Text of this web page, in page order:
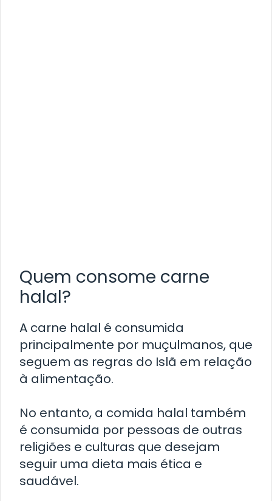
Quem consome carne
halal?
A carne halal é consumida
principalmente por muçulmanos, que
seguem as regras do Islã em relação
à alimentação.
No entanto, a comida halal também
é consumida por pessoas de outras
religiões e culturas que desejam
seguir uma dieta mais ética e
saudável.